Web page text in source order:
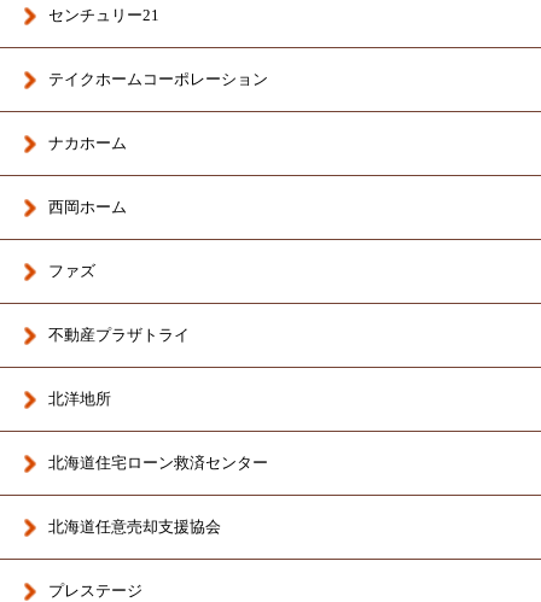
センチュリー21
テイクホームコーポレーション
ナカホーム
西岡ホーム
ファズ
不動産プラザトライ
北洋地所
北海道住宅ローン救済センター
北海道任意売却支援協会
プレステージ